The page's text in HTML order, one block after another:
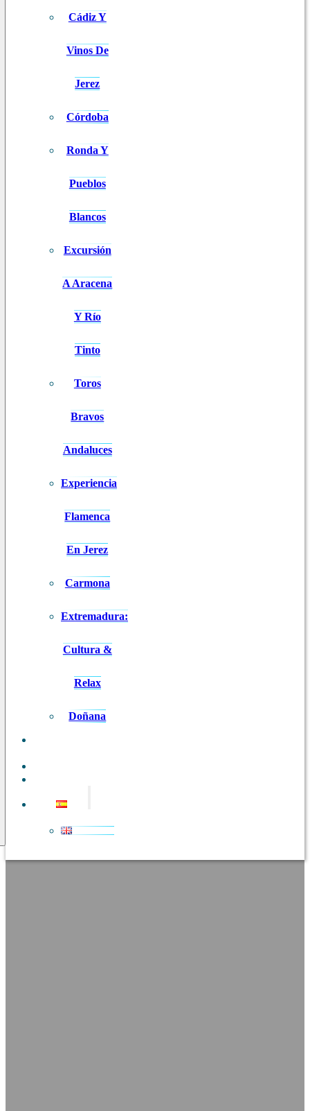
Cádiz Y
Vinos De
Jerez
Córdoba
Ronda Y
Pueblos
Blancos
Excursión
A Aracena
Y Río
Tinto
Toros
Bravos
Andaluces
Experiencia
Flamenca
En Jerez
Carmona
Extremadura:
Cultura &
Relax
Doñana